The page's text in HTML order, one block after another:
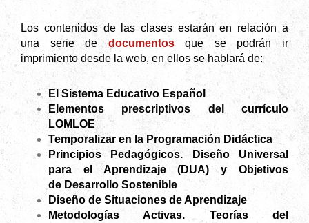
Los contenidos de las clases estarán en relación a
una serie de
documentos
que se podrán ir
imprimiento desde la web, en ellos se hablará de:
El Sistema Educativo Español
Elementos prescriptivos del currículo
LOMLOE
Temporalizar en la Programación Didáctica
Principios Pedagógicos.
Diseño Universal
para el Aprendizaje (DUA) y Objetivos
deDesarrollo Sostenible
Diseño de Situaciones de Aprendizaje
Metodologías Activas. Teorías del